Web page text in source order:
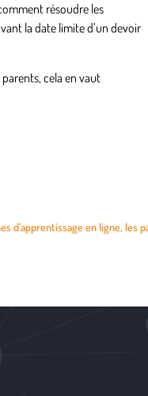
résoudre les
la date limite d’un devoir
cela en vaut
d’apprentissage en ligne, les